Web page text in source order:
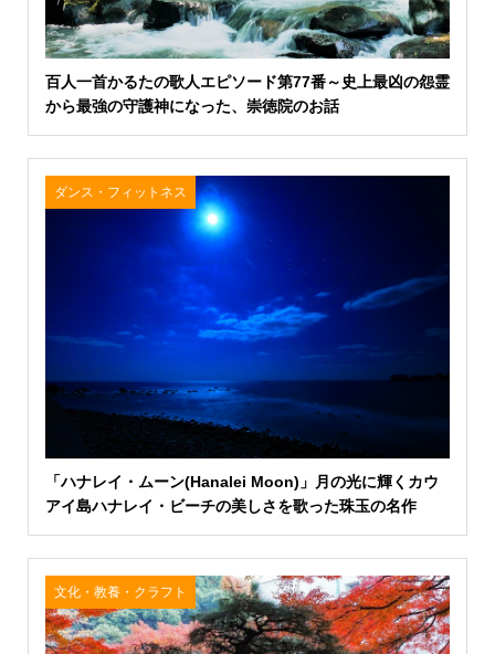
百人一首かるたの歌人エピソード第77番～史上最凶の怨霊
から最強の守護神になった、崇徳院のお話
ダンス・フィットネス
「ハナレイ・ムーン(Hanalei Moon)」月の光に輝くカウ
アイ島ハナレイ・ビーチの美しさを歌った珠玉の名作
文化・教養・クラフト